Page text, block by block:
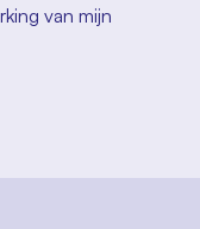
van mijn